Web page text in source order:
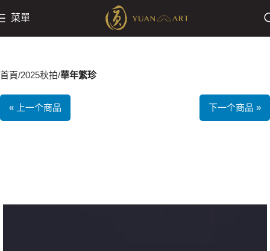
菜單
首頁 2025秋拍 華年繁珍
« 上一个商品 下一个商品 »